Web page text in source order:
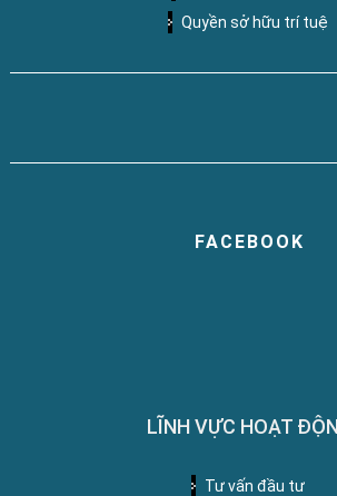
Quyền sở hữu trí tuệ
FACEBOOK
LĨNH VỰC HOẠT
Tư vấn đầu tư